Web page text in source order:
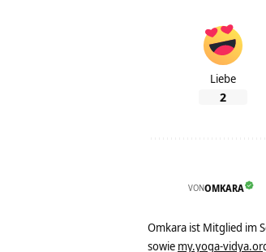
Liebe
2
VONOMKARA
Omkara ist Mitglied im
sowie my.yoga-